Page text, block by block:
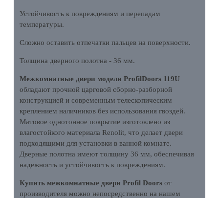
Устойчивость к повреждениям и перепадам
температуры.
Сложно оставить отпечатки пальцев на поверхности.
Толщина дверного полотна - 36 мм.
Межкомнатные двери модели ProfilDoors 119U
обладают прочной царговой сборно-разборной
конструкцией и современным телескопическим
креплением наличников без использования гвоздей.
Матовое однотонное покрытие изготовлено из
влагостойкого материала Renolit, что делает двери
подходящими для установки в ванной комнате.
Дверные полотна имеют толщину 36 мм, обеспечивая
надежность и устойчивость к повреждениям.
Купить межкомнатные двери Profil Doors от
производителя можно непосредственно на нашем